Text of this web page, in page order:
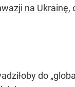
na Ukrainę,
do